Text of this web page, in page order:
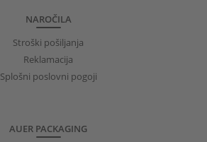
NAROČILA
Stroški pošiljanja
Reklamacija
Splošni poslovni pogoji
AUER PACKAGING